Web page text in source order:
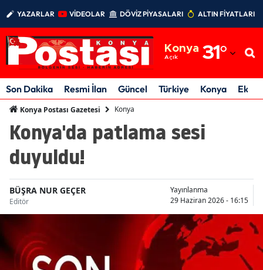
YAZARLAR VİDEOLAR DÖVİZ PİYASALARI ALTIN FİYATLARI
Konya
Açık 31°
Adıyaman
Afyonkarahisar
Amasya
Antalya
Artvin
Aydın
Balıkesir
Son Dakika Resmi İlan Güncel Türkiye Konya
Konya Postası Gazetesi Konya
Konya'da patlama sesi
duyuldu!
BÜŞRA NUR GEÇER
Editör
Yayınlanma
29 Haziran 2026 - 16:15